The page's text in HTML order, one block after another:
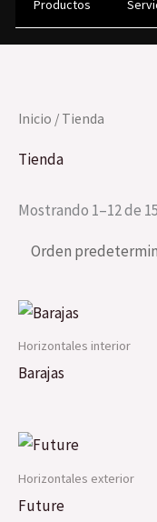
Productos
Inicio / Tienda
Tienda
Mostrando 1–12 de
Horizontales interior
Barajas
Horizontales exterior
Future